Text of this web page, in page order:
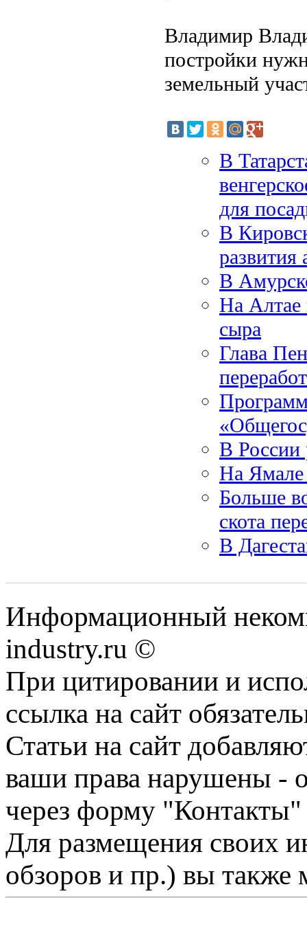
Владимир
постройки
земельный
В
для
В
развития
В
На Алтае
сыра
Глава
В России
На Ямале
Больше
скота
В
Информационный
industry.ru ©
При цитировании и
ссылка на сайт
Статьи на сайт
ваши права нарушены -
через форму "Контакты"
Для размещения своих
обзоров и пр.) вы также